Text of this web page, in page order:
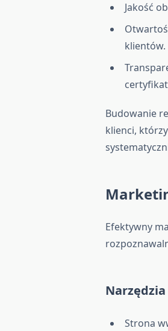
Jakość
klientów.
Budowanie
klienci,
Efektywny
Strona